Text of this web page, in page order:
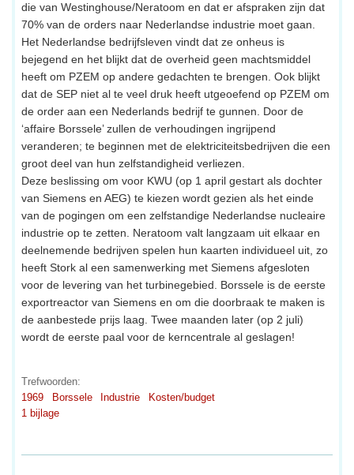
die van Westinghouse/Neratoom en dat er afspraken zijn dat
70% van de orders naar Nederlandse industrie moet gaan.
Het Nederlandse bedrijfsleven vindt dat ze onheus is
bejegend en het blijkt dat de overheid geen machtsmiddel
heeft om PZEM op andere gedachten te brengen. Ook blijkt
dat de SEP niet al te veel druk heeft utgeoefend op PZEM om
de order aan een Nederlands bedrijf te gunnen. Door de
‘affaire Borssele’ zullen de verhoudingen ingrijpend
veranderen; te beginnen met de elektriciteitsbedrijven die een
groot deel van hun zelfstandigheid verliezen.
Deze beslissing om voor KWU (op 1 april gestart als dochter
van Siemens en AEG) te kiezen wordt gezien als het einde
van de pogingen om een zelfstandige Nederlandse nucleaire
industrie op te zetten. Neratoom valt langzaam uit elkaar en
deelnemende bedrijven spelen hun kaarten individueel uit, zo
heeft Stork al een samenwerking met Siemens afgesloten
voor de levering van het turbinegebied. Borssele is de eerste
exportreactor van Siemens en om die doorbraak te maken is
de aanbestede prijs laag. Twee maanden later (op 2 juli)
wordt de eerste paal voor de kerncentrale al geslagen!
Trefwoorden:
1969
Borssele Industrie
Kosten/budget
1 bijlage